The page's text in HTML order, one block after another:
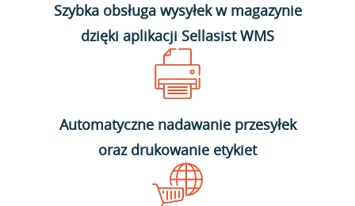
Szybka obsługa wysyłek w magazynie
dzięki aplikacji Sellasist WMS
Automatyczne nadawanie przesyłek
oraz drukowanie etykiet